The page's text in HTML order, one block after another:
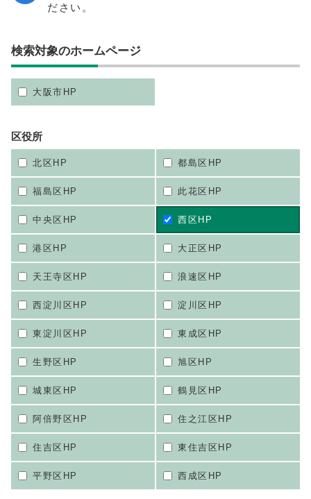
ださい。
検索対象のホームページ
大阪市HP
区役所
北区HP 都島区HP
福島区HP 此花区HP
中央区HP 西区HP
港区HP 大正区HP
天王寺区HP 浪速区HP
西淀川区HP 淀川区HP
東淀川区HP 東成区HP
生野区HP 旭区HP
城東区HP 鶴見区HP
阿倍野区HP 住之江区HP
住吉区HP 東住吉区HP
平野区HP 西成区HP